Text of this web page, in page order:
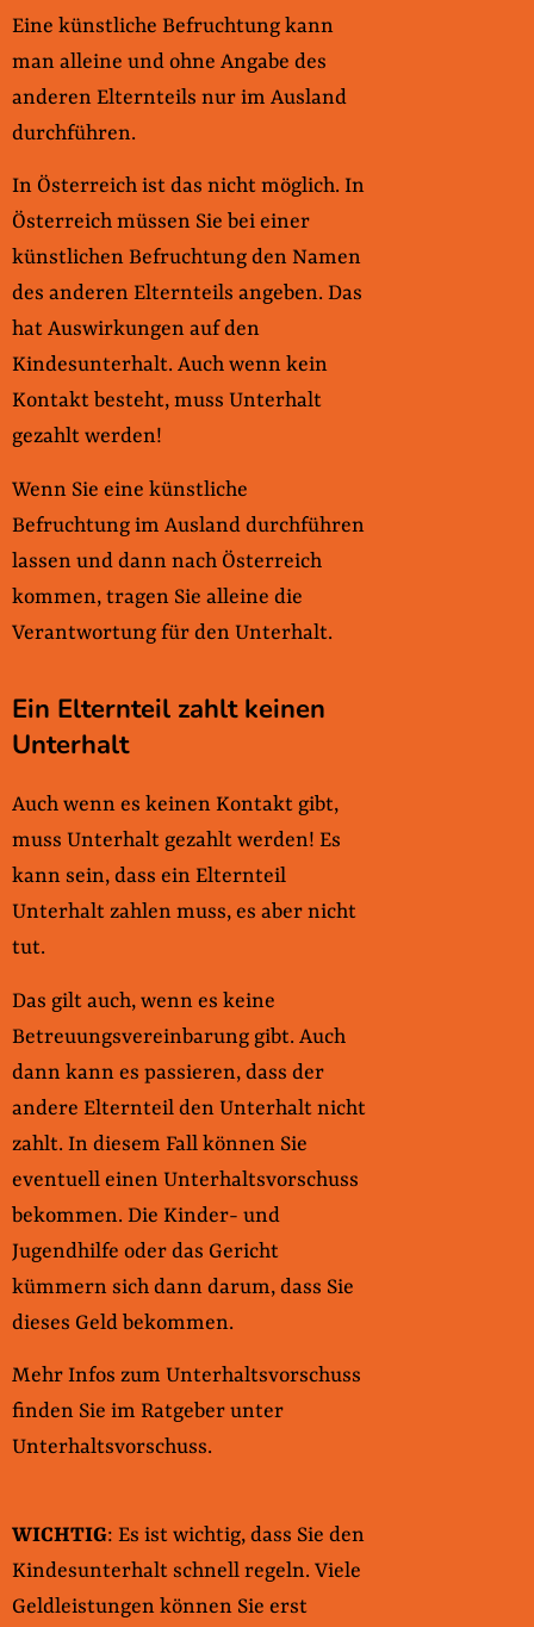
Eine künstliche Befruchtung kann
man alleine und ohne Angabe des
anderen Elternteils nur im Ausland
durchführen.
In Österreich ist das nicht möglich. In
Österreich müssen Sie bei einer
künstlichen Befruchtung den Namen
des anderen Elternteils angeben. Das
hat Auswirkungen auf den
Kindesunterhalt. Auch wenn kein
Kontakt besteht, muss Unterhalt
gezahlt werden!
Wenn Sie eine künstliche
Befruchtung im Ausland durchführen
lassen und dann nach Österreich
kommen, tragen Sie alleine die
Verantwortung für den Unterhalt.
Ein Elternteil zahlt keinen
Unterhalt
Auch wenn es keinen Kontakt gibt,
muss Unterhalt gezahlt werden! Es
kann sein, dass ein Elternteil
Unterhalt zahlen muss, es aber nicht
tut.
Das gilt auch, wenn es keine
Betreuungsvereinbarung gibt. Auch
dann kann es passieren, dass der
andere Elternteil den Unterhalt nicht
zahlt. In diesem Fall können Sie
eventuell einen Unterhaltsvorschuss
bekommen. Die Kinder- und
Jugendhilfe oder das Gericht
kümmern sich dann darum, dass Sie
dieses Geld bekommen.
Mehr Infos zum Unterhaltsvorschuss
finden Sie im Ratgeber unter
Unterhaltsvorschuss.
WICHTIG: Es ist wichtig, dass Sie den
Kindesunterhalt schnell regeln. Viele
Geldleistungen können Sie erst